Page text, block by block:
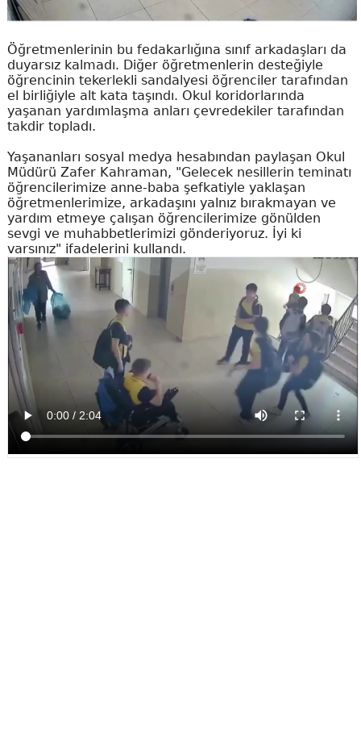
Öğretmenlerinin bu fedakarlığına sınıf arkadaşları da
duyarsız kalmadı. Diğer öğretmenlerin desteğiyle
öğrencinin tekerlekli sandalyesi öğrenciler tarafından
el birliğiyle alt kata taşındı. Okul koridorlarında
yaşanan yardımlaşma anları çevredekiler tarafından
takdir topladı.
Yaşananları sosyal medya hesabından paylaşan Okul
Müdürü Zafer Kahraman, "Gelecek nesillerin teminatı
öğrencilerimize anne-baba şefkatiyle yaklaşan
öğretmenlerimize, arkadaşını yalnız bırakmayan ve
yardım etmeye çalışan öğrencilerimize gönülden
sevgi ve muhabbetlerimizi gönderiyoruz. İyi ki
varsınız" ifadelerini kullandı.